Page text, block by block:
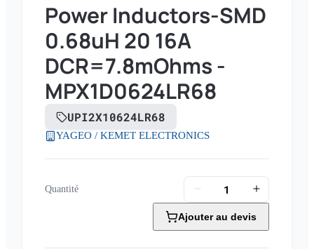
Power Inductors-SMD
0.68uH 20 16A
DCR=7.8mOhms -
MPX1D0624LR68
UPI2X10624LR68
YAGEO / KEMET ELECTRONICS
Quantité
Ajouter au devis